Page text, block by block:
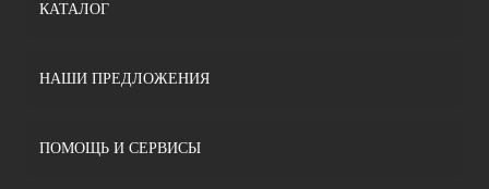
КАТАЛОГ
НАШИ ПРЕДЛОЖЕНИЯ
ПОМОЩЬ И СЕРВИСЫ